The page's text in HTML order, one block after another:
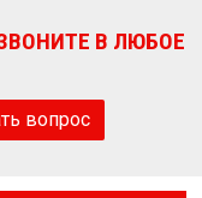
В ЛЮБОЕ
вопрос